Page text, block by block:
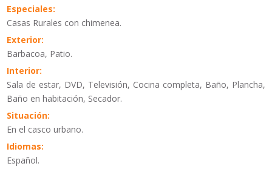
Especiales:
Casas Rurales con chimenea.
Exterior:
Barbacoa, Patio.
Interior:
Sala de estar, DVD, Televisión, Cocina completa, Baño, Plancha,
Baño en habitación, Secador.
Situación:
En el casco urbano.
Idiomas:
Español.